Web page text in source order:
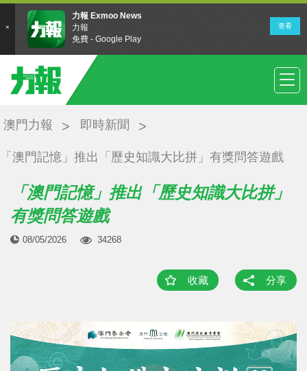
澳門力報 即時新聞
「澳門記憶」推出「歷史知識大比拼」有獎問答遊戲
「澳門記憶」推出「歷史知識大比拼」
有獎問答遊戲
08/05/2026 34268
收藏 分享